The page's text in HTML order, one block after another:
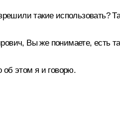
такие использовать?
Вы же понимаете, есть
этом я и говорю.